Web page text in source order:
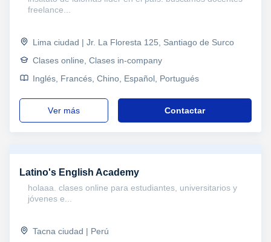
freelance...
Lima ciudad | Jr. La Floresta 125, Santiago de Surco
Clases online, Clases in-company
Inglés, Francés, Chino, Español, Portugués
ver más Contactar
Latino's English Academy
holaaa. clases online para estudiantes, universitarios y
jóvenes e...
Tacna ciudad | Perú